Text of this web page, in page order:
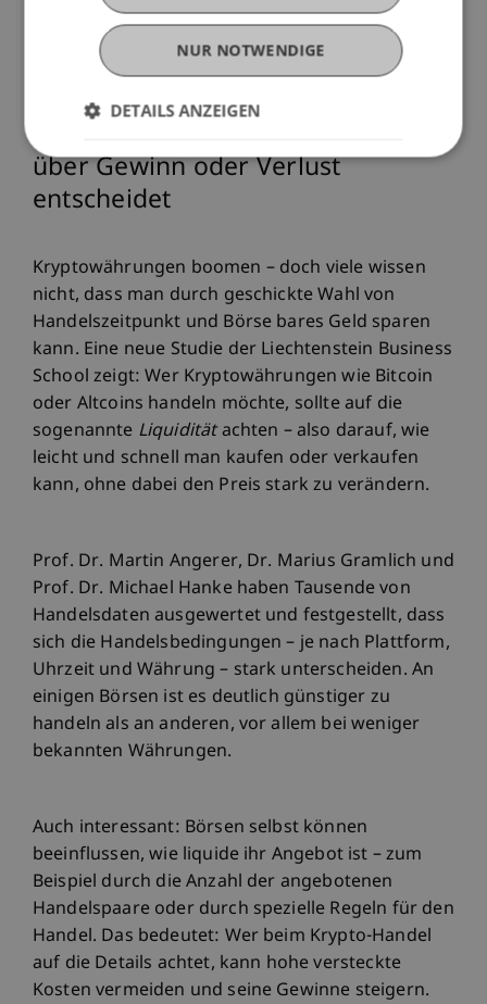
Conference, Bergen Norway.
über Gewinn oder Verlust
entscheidet
Kryptowährungen boomen – doch viele wissen
nicht, dass man durch geschickte Wahl von
Handelszeitpunkt und Börse bares Geld sparen
kann. Eine neue Studie der Liechtenstein Business
School zeigt: Wer Kryptowährungen wie Bitcoin
oder Altcoins handeln möchte, sollte auf die
sogenannte Liquiditätachten – also darauf, wie
leicht und schnell man kaufen oder verkaufen
kann, ohne dabei den Preis stark zu verändern.
Prof. Dr. Martin Angerer, Dr. Marius Gramlich und
Prof. Dr. Michael Hanke haben Tausende von
Handelsdaten ausgewertet und festgestellt, dass
sich die Handelsbedingungen – je nach Plattform,
Uhrzeit und Währung – stark unterscheiden. An
einigen Börsen ist es deutlich günstiger zu
handeln als an anderen, vor allem bei weniger
bekannten Währungen.
Auch interessant: Börsen selbst können
beeinflussen, wie liquide ihr Angebot ist – zum
Beispiel durch die Anzahl der angebotenen
Handelspaare oder durch spezielle Regeln für den
Handel. Das bedeutet: Wer beim Krypto-Handel
auf die Details achtet, kann hohe versteckte
Kosten vermeiden und seine Gewinne steigern.
NUR NOTWENDIGE
DETAILS ANZEIGEN